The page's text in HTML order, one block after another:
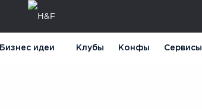
Бизнес идеи Клубы Конфы Сервисы